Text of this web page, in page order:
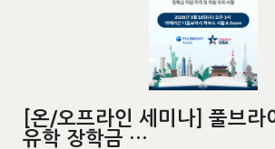
[온/오프라인 세미나] 풀브라
유학 장학금 …